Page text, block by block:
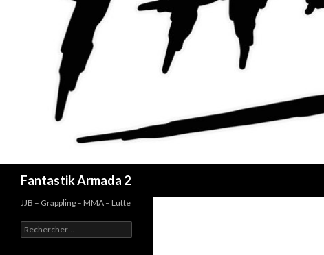
Fantastik Armada 2
JJB – Grappling – MMA – Lutte
Rechercher :